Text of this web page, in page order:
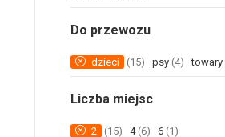
Do przewozu
dzieci (15) psy (4) towary
Liczba miejsc
2 (15) 4 (6) 6 (1)